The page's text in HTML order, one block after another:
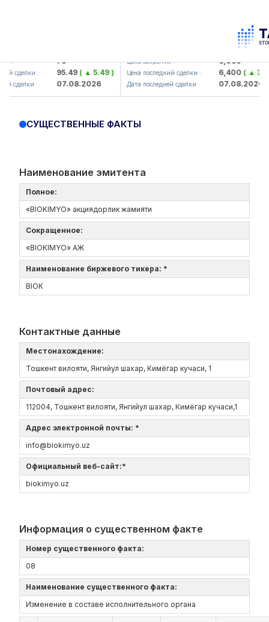
: 79
сделки : 95.49( ▲ 5.49 )
сделки : 07.08.2026
UZMK (<O'zmetkombinat> AJ)
Цена закрытия : 6,099
Цена последний сделки : 6,400( ▲
Дата последней сделки : 07.08.2026
СУЩЕСТВЕННЫЕ ФАКТЫ
Наименование эмитента
Полное:
«BIOKIMYO» акциядорлик жамияти
Сокращенное:
«BIOKIMYO» АЖ
Наименование биржевого тикера: *
BIOK
Контактные данные
Местонахождение:
Тошкент вилояти, Янгийул шахар, Кимёгар кучаси, 1
Почтовый адрес:
112004, Тошкент вилояти, Янгийул шахар, Кимёгар кучаси,1
Адрес электронной почты: *
info@biokimyo.uz
Официальный веб-сайт:*
biokimyo.uz
Информация о существенном факте
Номер существенного факта:
08
Наименование существенного факта:
Изменение в составе исполнительного органа